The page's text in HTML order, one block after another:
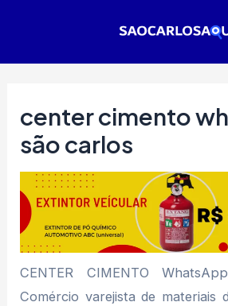
center cimento
são carlos
CENTER CIMENTO
Comércio varejista de materiais